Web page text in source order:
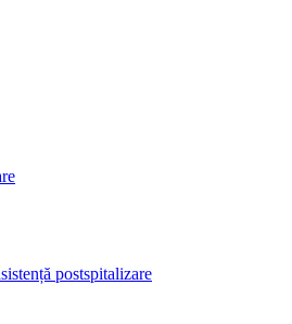
postspitalizare